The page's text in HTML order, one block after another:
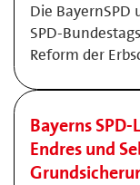
Die
SPD-
Reform der
Bayerns
Endres und